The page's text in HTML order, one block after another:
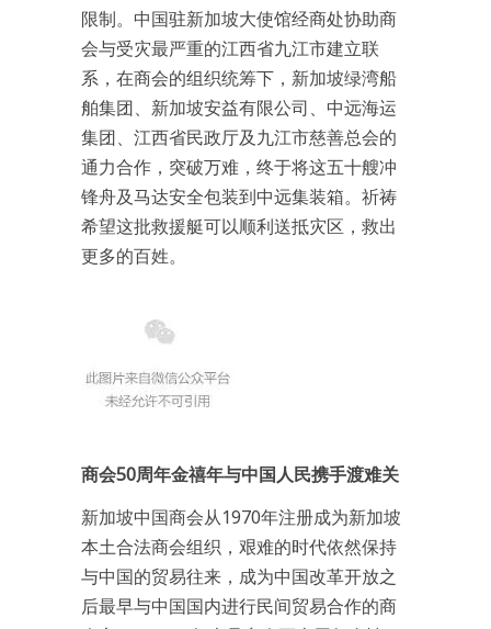
限制。中国驻新加坡大使馆经商处协助商
会与受灾最严重的江西省九江市建立联
系，在商会的组织统筹下，新加坡绿湾船
舶集团、新加坡安益有限公司、中远海运
集团、江西省民政厅及九江市慈善总会的
通力合作，突破万难，终于将这五十艘冲
锋舟及马达安全包装到中远集装箱。祈祷
希望这批救援艇可以顺利送抵灾区，救出
更多的百姓。
商会50周年金禧年与中国人民携手渡难关
新加坡中国商会从1970年注册成为新加坡
本土合法商会组织，艰难的时代依然保持
与中国的贸易往来，成为中国改革开放之
后最早与中国国内进行民间贸易合作的商